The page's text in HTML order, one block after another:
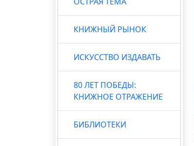
КНИЖНЫЙ РЫНОК
ИСКУССТВО ИЗДАВАТЬ
80 ЛЕТ ПОБЕДЫ:
КНИЖНОЕ ОТРАЖЕНИЕ
БИБЛИОТЕКИ